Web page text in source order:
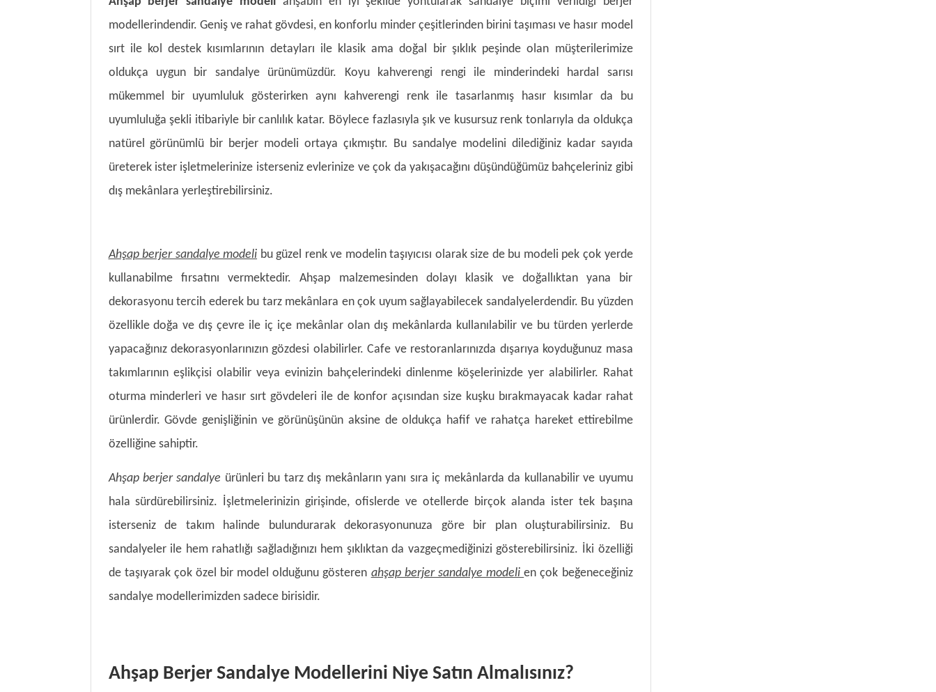
modellerindendir. Geniş ve rahat gövdesi, en konforlu minder çeşitlerinden birini taşıması ve hasır model
sırt ile kol destek kısımlarının detayları ile klasik ama doğal bir şıklık peşinde olan müşterilerimize
oldukça uygun bir sandalye ürünümüzdür. Koyu kahverengi rengi ile minderindeki hardal sarısı
mükemmel bir uyumluluk gösterirken aynı kahverengi renk ile tasarlanmış hasır kısımlar da bu
uyumluluğa şekli itibariyle bir canlılık katar. Böylece fazlasıyla şık ve kusursuz renk tonlarıyla da oldukça
natürel görünümlü bir berjer modeli ortaya çıkmıştır. Bu sandalye modelini dilediğiniz kadar sayıda
üreterek ister işletmelerinize isterseniz evlerinize ve çok da yakışacağını düşündüğümüz bahçeleriniz gibi
dış mekânlara yerleştirebilirsiniz.
Ahşap berjer sandalye modeli bu güzel renk ve modelin taşıyıcısı olarak size de bu modeli pek çok yerde
kullanabilme fırsatını vermektedir. Ahşap malzemesinden dolayı klasik ve doğallıktan yana bir
dekorasyonu tercih ederek bu tarz mekânlara en çok uyum sağlayabilecek sandalyelerdendir. Bu yüzden
özellikle doğa ve dış çevre ile iç içe mekânlar olan dış mekânlarda kullanılabilir ve bu türden yerlerde
yapacağınız dekorasyonlarınızın gözdesi olabilirler. Cafe ve restoranlarınızda dışarıya koyduğunuz masa
takımlarının eşlikçisi olabilir veya evinizin bahçelerindeki dinlenme köşelerinizde yer alabilirler. Rahat
oturma minderleri ve hasır sırt gövdeleri ile de konfor açısından size kuşku bırakmayacak kadar rahat
ürünlerdir. Gövde genişliğinin ve görünüşünün aksine de oldukça hafif ve rahatça hareket ettirebilme
özelliğine sahiptir.
Ahşap berjer sandalye ürünleri bu tarz dış mekânların yanı sıra iç mekânlarda da kullanabilir ve uyumu
hala sürdürebilirsiniz. İşletmelerinizin girişinde, ofislerde ve otellerde birçok alanda ister tek başına
isterseniz de takım halinde bulundurarak dekorasyonunuza göre bir plan oluşturabilirsiniz. Bu
sandalyeler ile hem rahatlığı sağladığınızı hem şıklıktan da vazgeçmediğinizi gösterebilirsiniz. İki özelliği
de taşıyarak çok özel bir model olduğunu gösteren ahşap berjer sandalye modelien çok beğeneceğiniz
sandalye modellerimizden sadece birisidir.
Ahşap Berjer Sandalye Modellerini Niye Satın Almalısınız?